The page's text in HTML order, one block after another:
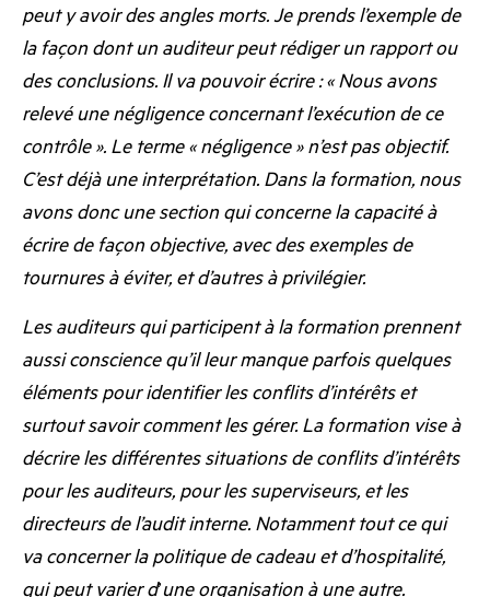
peut y avoir des angles morts.Je prends l’exemple de
la façon dont un auditeur peut rédiger un rapport ou
des conclusions. Il va pouvoir écrire : « Nous avons
relevé une négligence concernant l’exécution de ce
contrôle ». Le terme « négligence » n’est pas objectif.
C’est déjà une interprétation. Dans la formation, nous
avons donc une section qui concerne la capacité à
écrire de façon objective, avec des exemples de
tournures à éviter, et d’autres à privilégier.
Les auditeurs qui participent à la formation prennent
aussi conscience qu’il leur manque parfois quelques
éléments pour identifier les conflits d’intérêts et
surtout savoir comment les gérer. La formation vise à
décrire les différentes situations de conflits d’intérêts
pour les auditeurs, pour les superviseurs, et les
directeurs de l’audit interne. Notamment tout ce qui
va concerner la politique de cadeau et d’hospitalité,
qui peut varier d’une organisation à une autre.